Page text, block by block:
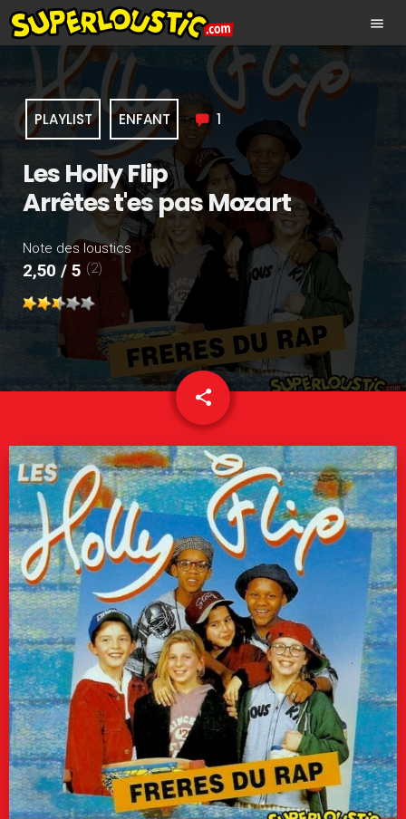
menu
PLAYLIST ENFANT 1
Les Holly Flip
Arrêtes t'es pas Mozart
Note des loustics
2,50 / 5 (2)
share
email